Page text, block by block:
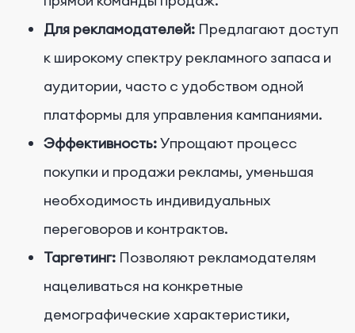
Для рекламодателей: Предлагают доступ
к широкому спектру рекламного запаса и
аудитории, часто с удобством одной
платформы для управления кампаниями.
Эффективность:Упрощают процесс
покупки и продажи рекламы, уменьшая
необходимость индивидуальных
переговоров и контрактов.
Таргетинг: Позволяют рекламодателям
нацеливаться на конкретные
демографические характеристики,